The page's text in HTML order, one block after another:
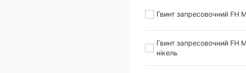
Гвинт запресовочний FH
Гвинт запресовочний FH
нікель